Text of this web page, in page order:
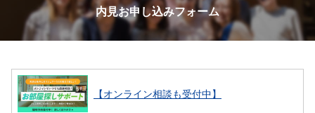
内見お申し込みフォーム
【オンライン相談も受付中】